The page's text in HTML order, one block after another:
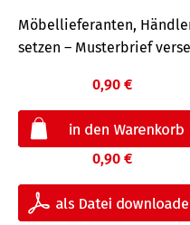
Möbellieferanten,
setzen – Musterbrief
0,90 €
0,90 €